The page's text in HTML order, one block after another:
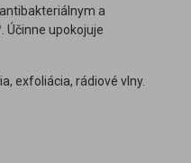
a
Účinne upokojuje
exfoliácia, rádiové vlny.